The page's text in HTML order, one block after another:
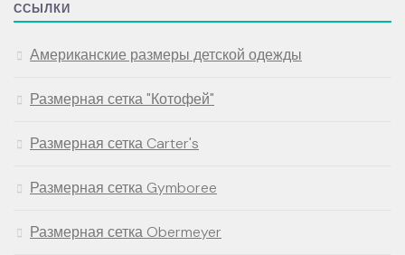
ССЫЛКИ
Американские размеры детской одежды
Размерная сетка "Котофей"
Размерная сетка Carter's
Размерная сетка Gymboree
Размерная сетка Obermeyer